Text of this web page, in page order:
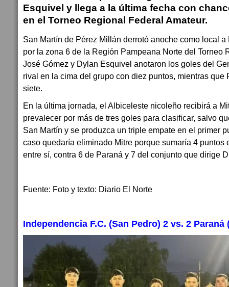
Esquivel y llega a la última fecha con
en el Torneo Regional Federal Amateur.
San Martín de Pérez Millán derrotó anoche como local
por la zona 6 de la Región Pampeana Norte del Torneo
José Gómez y Dylan Esquivel anotaron los goles del
rival en la cima del grupo con diez puntos, mientras que
siete.
En la última jornada, el Albiceleste nicoleño recibirá a
prevalecer por más de tres goles para clasificar, salvo
San Martín y se produzca un triple empate en el primer
caso quedaría eliminado Mitre porque sumaría 4 puntos
entre sí, contra 6 de Paraná y 7 del conjunto que dirige
Fuente: Foto y texto: Diario El Norte
Independencia F.C. (San Pedro) 2 vs. 2 Paraná